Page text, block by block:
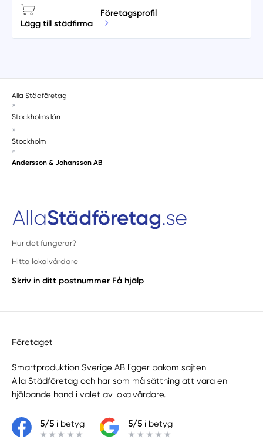
Lägg till städfirma
Företagsprofil
Alla Städföretag
»
Stockholms län
»
Stockholm
»
Andersson & Johansson AB
Hur det fungerar?
Hitta lokalvårdare
Skriv in ditt postnummer Få hjälp
Företaget
Smartproduktion Sverige AB ligger bakom sajten
Alla Städföretag och har som målsättning att vara en
hjälpande hand i valet av lokalvårdare.
5/5i betyg 5/5i betyg